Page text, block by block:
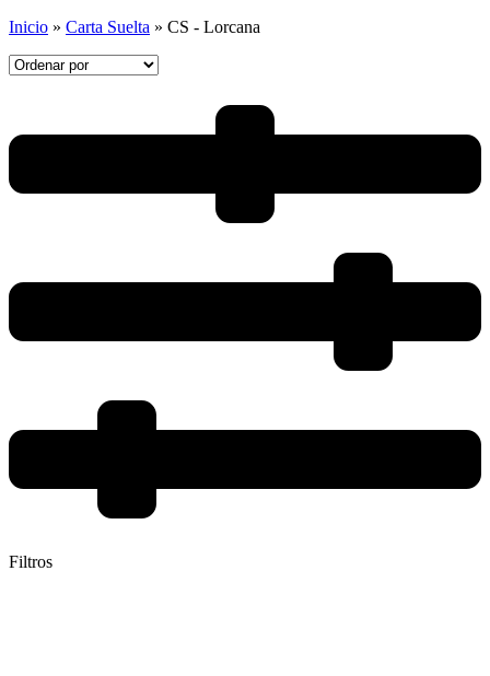
Inicio » Carta Suelta » CS - Lorcana
Filtros